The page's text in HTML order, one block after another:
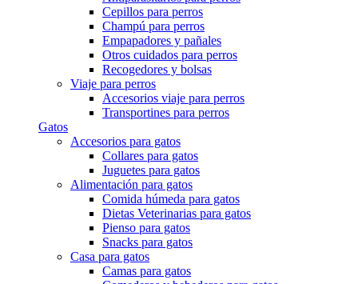
Cepillos para perros
Champú para perros
Empapadores y pañales
Otros cuidados para perros
Recogedores y bolsas
Viaje para perros
Accesorios viaje para perros
Transportines para perros
Gatos
Accesorios para gatos
Collares para gatos
Juguetes para gatos
Alimentación para gatos
Comida húmeda para gatos
Dietas Veterinarias para gatos
Pienso para gatos
Snacks para gatos
Casa para gatos
Camas para gatos